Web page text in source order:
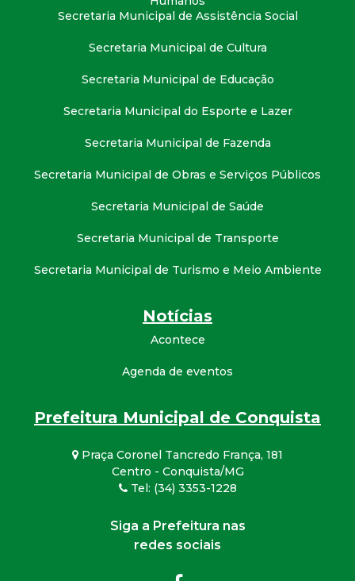
Secretaria Municipal de Assistência Social
Secretaria Municipal de Cultura
Secretaria Municipal de Educação
Secretaria Municipal do Esporte e Lazer
Secretaria Municipal de Fazenda
Secretaria Municipal de Obras e Serviços Públicos
Secretaria Municipal de Saúde
Secretaria Municipal de Transporte
Secretaria Municipal de Turismo e Meio Ambiente
Notícias
Acontece
Agenda de eventos
Prefeitura Municipal de Conquista
Praça Coronel Tancredo França, 181
Centro - Conquista/MG
Tel: (34) 3353-1228
Siga a Prefeitura nas
redes sociais